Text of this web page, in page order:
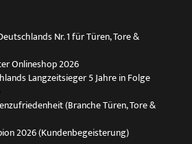
Nr. 1 für Türen, Tore &
Onlineshop 2026
Langzeitsieger 5 Jahre in Folge
(Branche Türen, Tore &
2026 (Kundenbegeisterung)